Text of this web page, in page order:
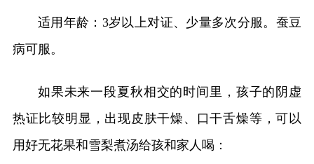
适用年龄：3岁以上对证、少量多次分服。蚕豆
病可服。
如果未来一段夏秋相交的时间里，孩子的阴虚
热证比较明显，出现皮肤干燥、口干舌燥等，可以
用好无花果和雪梨煮汤给孩和家人喝：